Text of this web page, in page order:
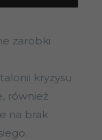
zarobki
kryzysu
również
na brak